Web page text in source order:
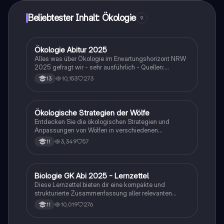
Beliebtester Inhalt: Ökologie 9
Biologie
Ökologie Abitur 2025
Alles was über Ökologie im Erwartungshorizont NRW
2025 gefragt wir - sehr ausführlich - Quellen:
SimpleClub, Unterricht, StudyFlix
13 10,153 273
Biologie
Ökologische Strategien der Wölfe
Entdecken Sie die ökologischen Strategien und
Anpassungen von Wölfen in verschiedenen
Lebensräumen. Diese Klausur behandelt die
Anatomie, Lebensräume und sozialen Strukturen der
Studierende, die sich auf Ökologie und
Tieranpassungen konzentrieren. (Klausur, 15 Punkte)
11 3,349 57
Biologie
Biologie GK Abi 2025 - Lernzettel
Diese Lernzettel bieten dir eine kompakte und
strukturierte Zusammenfassung aller relevanten
Themen für das Biologie-Abitur 2025. Alle Inhalte
sind klar gegliedert, verständlich formuliert und ideal
11 10,019 276